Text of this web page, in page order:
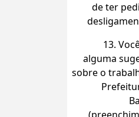
de ter
13.
alguma
sobre o